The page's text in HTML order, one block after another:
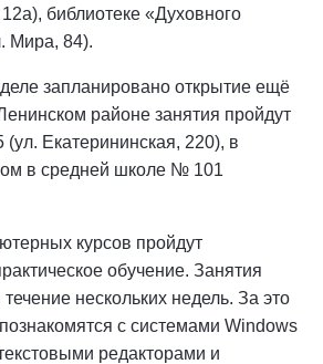
библиотеке «Духовного
Мира, 84).
запланировано открытие ещё
районе занятия пройдут
Екатерининская, 220), в
в средней школе № 101
курсов пройдут
обучение. Занятия
течение нескольких недель. За это
с системами Windows
редакторами и